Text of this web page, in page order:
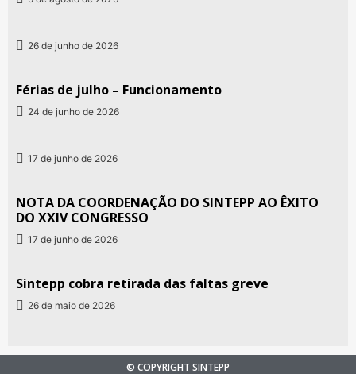
26 de junho de 2026
Férias de julho – Funcionamento
24 de junho de 2026
17 de junho de 2026
NOTA DA COORDENAÇÃO DO SINTEPP AO ÊXITO
DO XXIV CONGRESSO
17 de junho de 2026
Sintepp cobra retirada das faltas greve
26 de maio de 2026
© COPYRIGHT SINTEPP